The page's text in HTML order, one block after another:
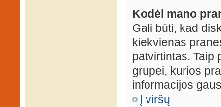
Kodėl mano
Gali būti, kad
kiekvienas
patvirtintas. Taip
grupei, kurios
informacijos
Į viršų